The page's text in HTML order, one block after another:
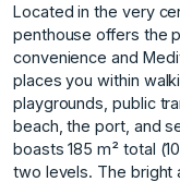
Located in the very
penthouse offers the
convenience and
places you within
playgrounds, public
beach, the port, and
boasts 185 m² total
two levels. The bright